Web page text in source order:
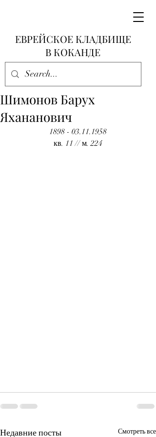
ЕВРЕЙСКОЕ КЛАДБИЩЕ
В КОКАНДЕ
Шимонов Барух
Яхананович
1898 - 03.11.1958
кв. 11 // м. 224
Недавние посты Смотреть все